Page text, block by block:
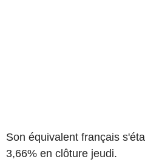
Son équivalent français
3,66% en clôture jeudi.